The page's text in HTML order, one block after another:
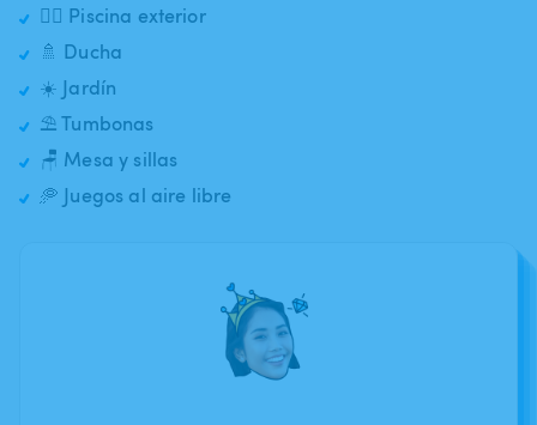
🏊‍♂️ Piscina exterior
🚿 Ducha
☀️ Jardín
⛱️ Tumbonas
🪑 Mesa y sillas
🥏 Juegos al aire libre